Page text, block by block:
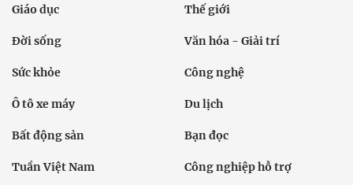
Giáo dục Thế giới
Đời sống Văn hóa - Giải trí
Sức khỏe Công nghệ
Ô tô xe máy Du lịch
Bất động sản Bạn đọc
Tuần Việt Nam Công nghiệp hỗ trợ